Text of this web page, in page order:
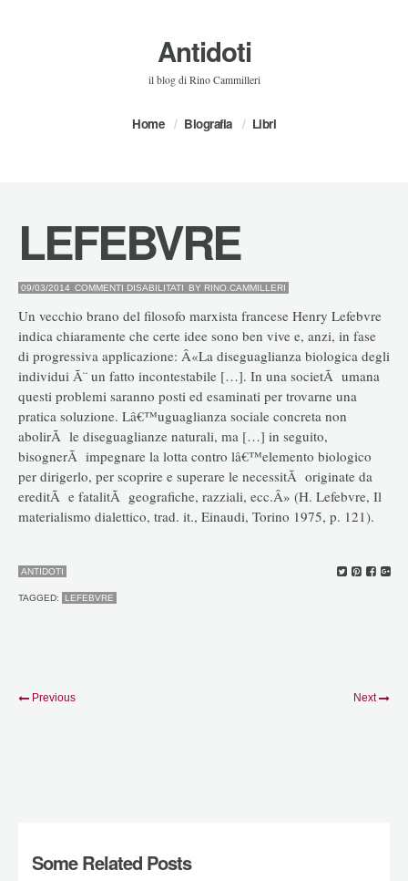
Antidoti
il blog di Rino Cammilleri
Home Biografia Libri
LEFEBVRE
09/03/2014 COMMENTI DISABILITATI SU
BY RINO.CAMMILLERI
Un vecchio brano del filosofo marxista francese Henry Lefebvre
indica chiaramente che certe idee sono ben vive e, anzi, in fase
di progressiva applicazione: Â«La diseguaglianza biologica degli
individui Ã¨ un fatto incontestabile […]. In una societÃ umana
questi problemi saranno posti ed esaminati per trovarne una
pratica soluzione. Lâ€™uguaglianza sociale concreta non
abolirÃ le diseguaglianze naturali, ma […] in seguito,
bisognerÃ impegnare la lotta contro lâ€™elemento biologico
per dirigerlo, per scoprire e superare le necessitÃ originate da
ereditÃ e fatalitÃ geografiche, razziali, ecc.Â» (H. Lefebvre, Il
materialismo dialettico, trad. it., Einaudi, Torino 1975, p. 121).
ANTIDOTI
TAGGED: LEFEBVRE
Previous Next
Some Related Posts